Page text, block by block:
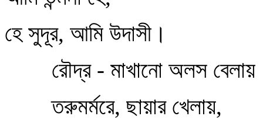
হে সুদূর, আমি উদাসী।
রৌদ্র - মাখানো অলস বেলায়
তরুমর্মরে, ছায়ার খেলায়,